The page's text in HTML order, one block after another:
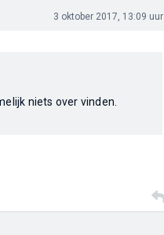
3 oktober 2017, 13:09 uur
niets over vinden.